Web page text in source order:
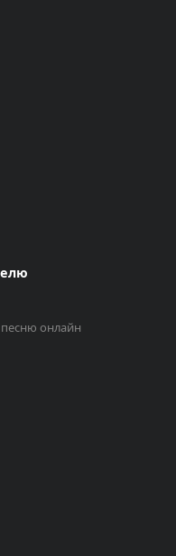
онлайн